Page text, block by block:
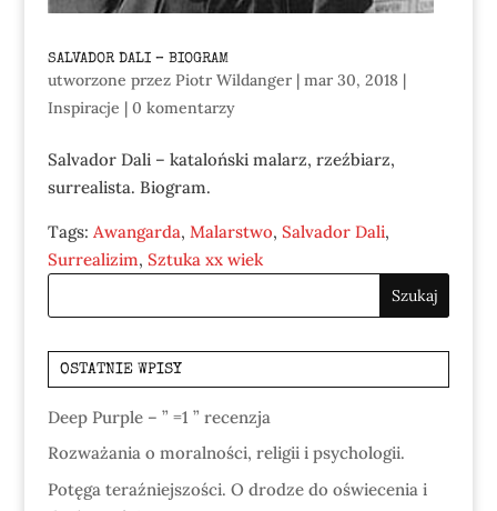
SALVADOR DALI – BIOGRAM
utworzone przez Piotr Wildanger| mar 30, 2018|
Inspiracje | 0 komentarzy
Salvador Dali – kataloński malarz, rzeźbiarz,
surrealista. Biogram.
Tags: Awangarda, Malarstwo, Salvador Dali,
Surrealizim, Sztuka xx wiek
OSTATNIE WPISY
Deep Purple – ” =1 ” recenzja
Rozważania o moralności, religii i psychologii.
Potęga teraźniejszości. O drodze do oświecenia i